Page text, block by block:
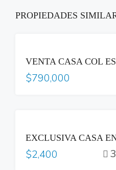
PROPIEDADES
$790,000
$2,400 3